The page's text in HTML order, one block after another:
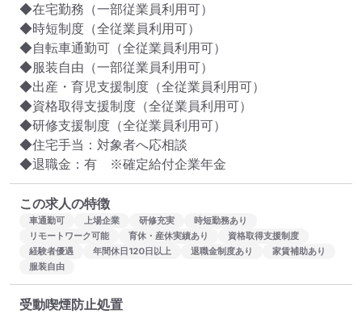
◆在宅勤務（一部従業員利用可）
◆時短制度（全従業員利用可）
◆自転車通勤可（全従業員利用可）
◆服装自由（一部従業員利用可）
◆出産・育児支援制度（全従業員利用可）
◆資格取得支援制度（全従業員利用可）
◆研修支援制度（全従業員利用可）
◆住宅手当：対象者へ応相談
◆退職金：有　※確定給付企業年金
この求人の特徴
車通勤可 上場企業 研修充実
時短勤務あり
リモートワーク可能
育休・産休実績あり
資格取得支援制度
経験者優遇
年間休日120日以上 退職金制度あり
家賃補助あり
服装自由
受動喫煙防止処置